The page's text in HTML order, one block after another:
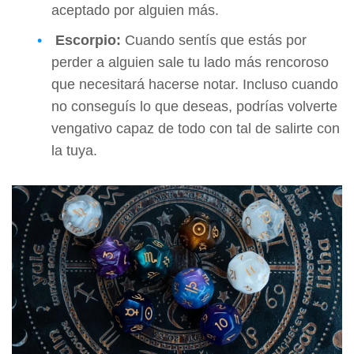
aceptado por alguien más.
Escorpio: Cuando sentís que estás por
perder a alguien sale tu lado más rencoroso
que necesitará hacerse notar. Incluso cuando
no conseguís lo que deseas, podrías volverte
vengativo capaz de todo con tal de salirte con
la tuya.